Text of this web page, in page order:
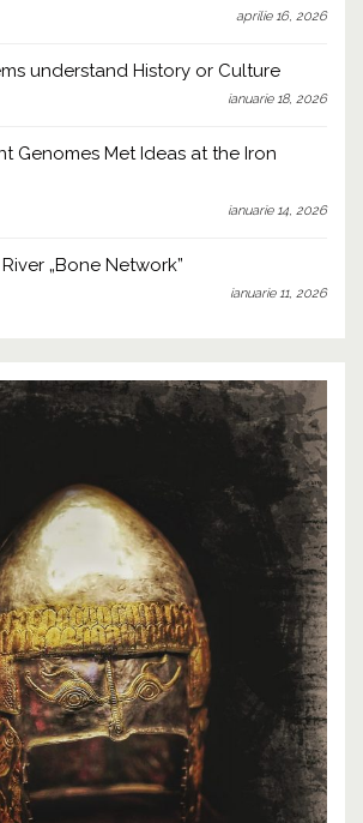
aprilie 16, 2026
understand History or Culture
ianuarie 18, 2026
Genomes Met Ideas at the Iron
ianuarie 14, 2026
„Bone Network”
ianuarie 11, 2026